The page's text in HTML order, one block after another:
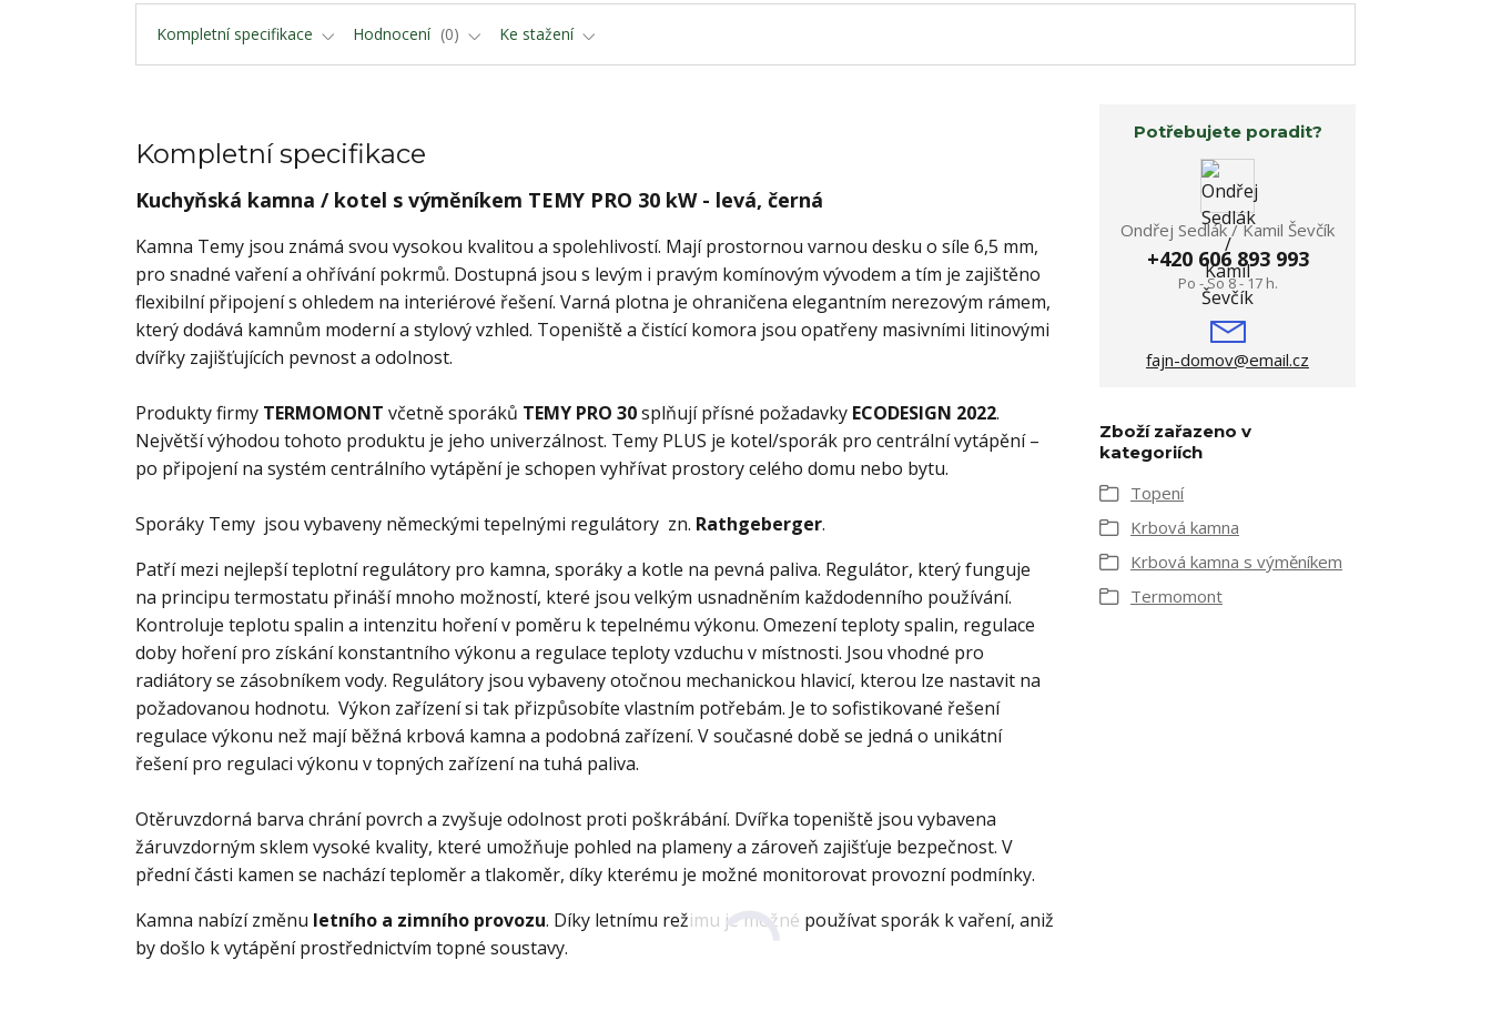
Kompletní specifikace Hodnocení 0 Ke stažení
Kompletní specifikace
Kuchyňská kamna / kotel s výměníkem TEMY PRO 30 kW - levá, černá
Kamna Temy jsou známá svou vysokou kvalitou a spolehlivostí. Mají prostornou varnou desku o síle 6,5 mm,
pro snadné vaření a ohřívání pokrmů. Dostupná jsou s levým i pravým komínovým vývodem a tím je zajištěno
flexibilní připojení s ohledem na interiérové řešení. Varná plotna je ohraničena elegantním nerezovým rámem,
který dodává kamnům moderní a stylový vzhled. Topeniště a čistící komora jsou opatřeny masivními litinovými
dvířky zajišťujících pevnost a odolnost.
Produkty firmy TERMOMONT včetně sporáků TEMY PRO 30splňují přísné požadavky ECODESIGN 2022.
Největší výhodou tohoto produktu je jeho univerzálnost. Temy PLUS je kotel/sporák pro centrální vytápění –
po připojení na systém centrálního vytápění je schopen vyhřívat prostory celého domu nebo bytu.
Sporáky Temy jsou vybaveny německými tepelnými regulátory zn. Rathgeberger.
Patří mezi nejlepší teplotní regulátory pro kamna, sporáky a kotle na pevná paliva. Regulátor, který funguje
na principu termostatu přináší mnoho možností, které jsou velkým usnadněním každodenního používání.
Kontroluje teplotu spalin a intenzitu hoření v poměru k tepelnému výkonu. Omezení teploty spalin, regulace
doby hoření pro získání konstantního výkonu a regulace teploty vzduchu v místnosti. Jsou vhodné pro
radiátory se zásobníkem vody. Regulátory jsou vybaveny otočnou mechanickou hlavicí, kterou lze nastavit na
požadovanou hodnotu. Výkon zařízení si tak přizpůsobíte vlastním potřebám. Je to sofistikované řešení
regulace výkonu než mají běžná krbová kamna a podobná zařízení. V současné době se jedná o unikátní
řešení pro regulaci výkonu v topných zařízení na tuhá paliva.
Otěruvzdorná barva chrání povrch a zvyšuje odolnost proti poškrábání. Dvířka topeniště jsou vybavena
žáruvzdorným sklem vysoké kvality, které umožňuje pohled na plameny a zároveň zajišťuje bezpečnost. V
přední části kamen se nachází teploměr a tlakoměr, díky kterému je možné monitorovat provozní podmínky.
Kamna nabízí změnu letního a zimního provozu. Díky letnímu režimu je možné používat sporák k vaření, aniž
by došlo k vytápění prostřednictvím topné soustavy.
Potřebujete poradit?
Ondřej Sedlák / Kamil Ševčík
+420 606 893 993
Po - So 8 - 17 h.
fajn-domov@email.cz
Zboží zařazeno v
kategoriích
Topení
Krbová kamna
Krbová kamna s výměníkem
Termomont